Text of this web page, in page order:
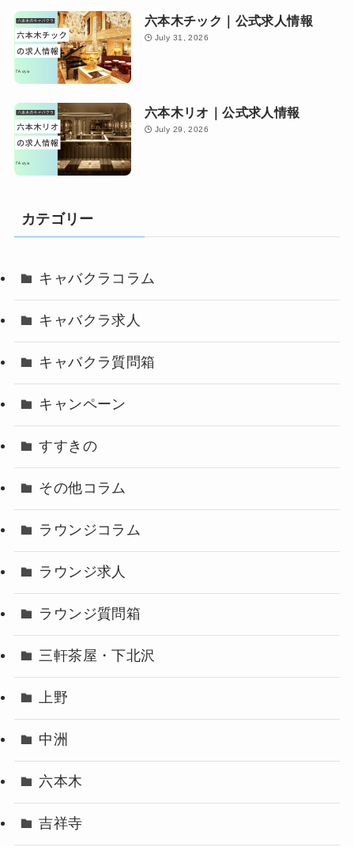
六本木チック｜公式求人情報
July 31, 2026
六本木リオ｜公式求人情報
July 29, 2026
カテゴリー
キャバクラコラム
キャバクラ求人
キャバクラ質問箱
キャンペーン
すすきの
その他コラム
ラウンジコラム
ラウンジ求人
ラウンジ質問箱
三軒茶屋・下北沢
上野
中洲
六本木
吉祥寺